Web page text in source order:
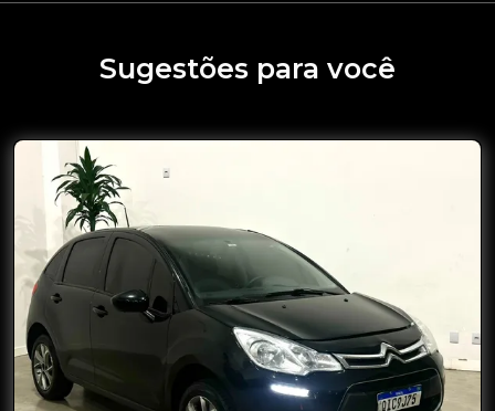
Sugestões para você